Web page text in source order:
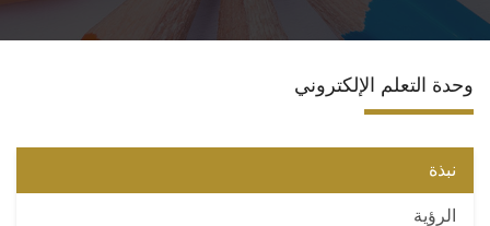
البرامج الدراسية
وحدة التعلم الإلكتروني
نبذة
الرؤية